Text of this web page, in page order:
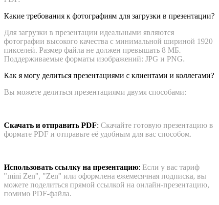
Какие требования к фотографиям для загрузки в презентации?
Для загрузки в презентации идеальными являются
фотографии высокого качества с минимальной шириной 1920
пикселей. Размер файла не должен превышать 8 МБ.
Поддерживаемые форматы изображений: JPG и PNG.
Как я могу делиться презентациями с клиентами и коллегами?
Вы можете делиться презентациями двумя способами:
Скачать и отправить PDF: Скачайте готовую презентацию в
формате PDF и отправьте её удобным для вас способом.
Использовать ссылку на презентацию: Если у вас тариф
"mini Zen", "Zen" или оформлена ежемесячная подписка, вы
можете поделиться прямой ссылкой на онлайн-презентацию,
помимо PDF-файла.